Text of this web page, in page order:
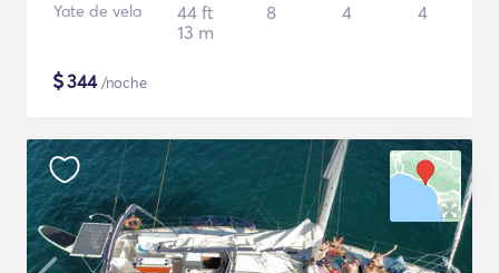
Yate de vela
44 ft
13 m
8 4 4
$344/noche